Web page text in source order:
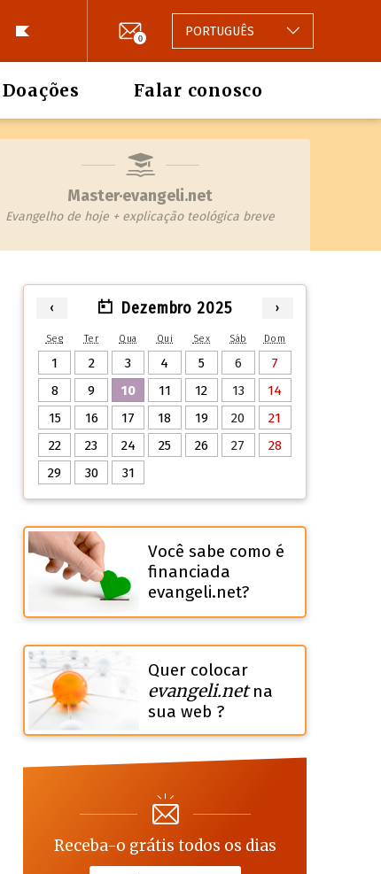
0 PORTUGUÊS
Doações Falar conosco
Master·evangeli.net
Evangelho de hoje + explicação teológica breve
‹ Dezembro 2025 ›
Seg Ter Qua Qui Sex Sáb Dom
1 2 3 4 5 6
7
8
9 10 11 12 13
14
15
16 17 18 19 20
21
22
23 24 25 26 27
28
29
30 31
Você sabe como é
financiada
evangeli.net?
Quer colocar
evangeli.netna
sua web ?
Receba-o grátis todos os dias